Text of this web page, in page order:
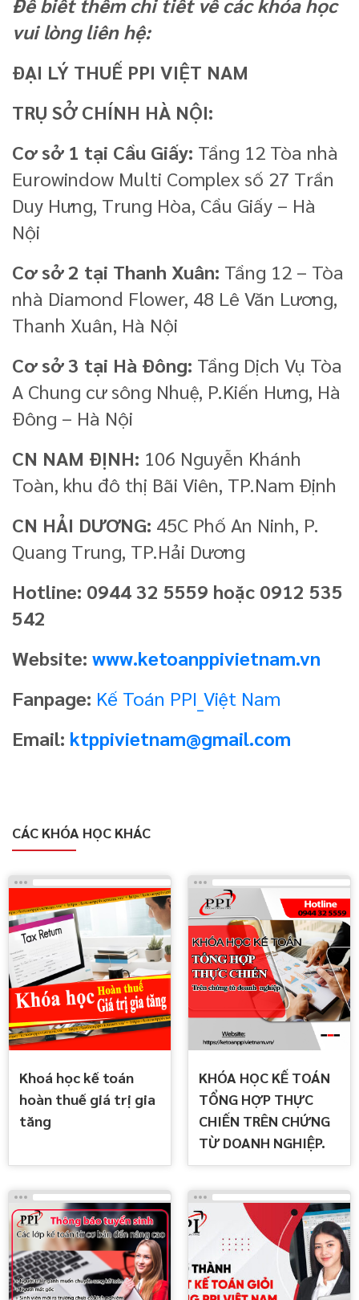
vui lòng liên hệ:
ĐẠI LÝ THUẾ PPI VIỆT NAM
TRỤ SỞ CHÍNH HÀ NỘI:
Cơ sở 1 tại Cầu Giấy: Tầng 12 Tòa nhà
Eurowindow Multi Complex số 27 Trần
Duy Hưng, Trung Hòa, Cầu Giấy – Hà
Nội
Cơ sở 2 tại Thanh Xuân: Tầng 12 – Tòa
nhà Diamond Flower, 48 Lê Văn Lương,
Thanh Xuân, Hà Nội
Cơ sở 3 tại Hà Đông: Tầng Dịch Vụ Tòa
A Chung cư sông Nhuệ, P.Kiến Hưng, Hà
Đông – Hà Nội
CN NAM ĐỊNH: 106 Nguyễn Khánh
Toàn, khu đô thị Bãi Viên, TP.Nam Định
CN HẢI DƯƠNG: 45C Phố An Ninh, P.
Quang Trung, TP.Hải Dương
Hotline: 0944 32 5559 hoặc 0912 535
542
Website: www.ketoanppivietnam.vn
Fanpage: Kế Toán PPI_Việt Nam
Email: ktppivietnam@gmail.com
CÁC KHÓA HỌC KHÁC
Khoá học kế toán
hoàn thuế giá trị gia
tăng
KHÓA HỌC KẾ TOÁN
TỔNG HỢP THỰC
CHIẾN TRÊN CHỨNG
TỪ DOANH NGHIỆP.